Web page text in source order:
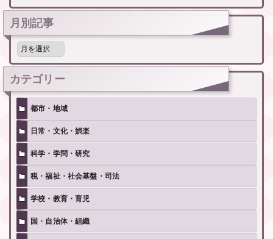
月別記事
月
記
事
カテゴリー
都市・地域
日常・文化・娯楽
科学・学問・研究
税・福祉・社会基盤・司法
学校・教育・育児
国・自治体・組織